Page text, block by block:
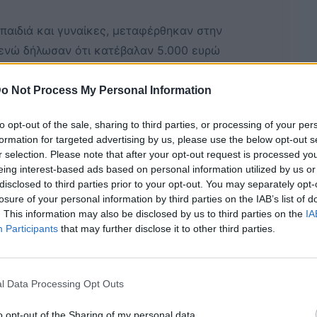
Not Process My Personal Information
opt-out of the sale, sharing to third parties, or processing of your
for targeted advertising by us, please use the below opt-out
selection. Please note that after your opt-out request is processed
interest-based ads based on personal information utilized by us
to third parties prior to your opt-out. You may separately
of your personal information by third parties on the IAB’s list of
This information may also be disclosed by us to third parties on the
Participants that may further disclose it to other third parties.
Data Processing Opt Outs
και γυναίκες, μεταφέρθηκαν στην
δήλωσαν ότι κατέβαλαν 5.000 ευρώ
τον συλληφθέντα, ως μέρος της
το Λιμεναρχείο Σάμου για την υπόθεση. –
Bluesky Email Copy Link
ταχυπλόου σκάφους
στηΣάμο, οδηγώντας στη σύλληψη
14 αλλοδαπών.